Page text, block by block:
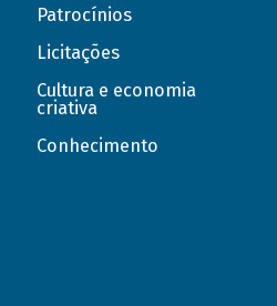
Patrocínios
Licitações
Cultura e economia
criativa
Conhecimento